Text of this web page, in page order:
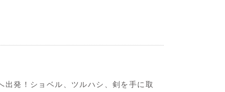
発！ショベル、ツルハシ、剣を手に取